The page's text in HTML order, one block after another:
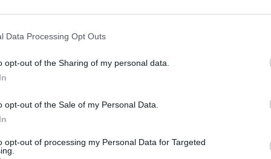
Data Processing Opt Outs
opt-out of the Sharing of my personal data.
opt-out of the Sale of my Personal Data.
opt-out of processing my Personal Data for Targeted
davanti alle vocali ι, ε, η e le consonanti λ e ν
“n”
davanti a ι, ε, η
“zona”, “zero”